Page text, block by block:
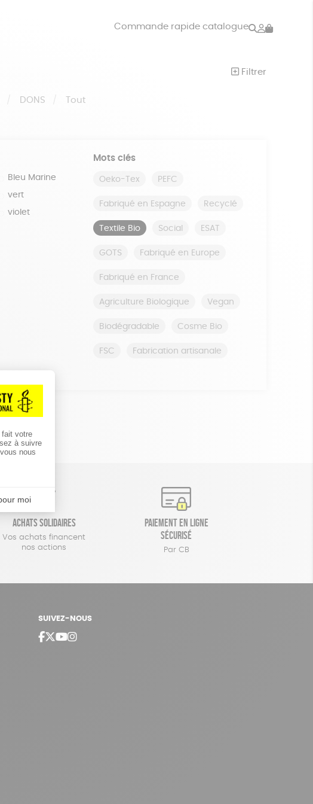
Commande rapide catalogue Rechercher
Mon
Filtrer
DONS Tout
Bleu Marine
vert
violet
Mots clés
Oeko-Tex PEFC
Fabriqué en Espagne Recyclé
Textile Bio Social ESAT
GOTS Fabriqué en Europe
Fabriqué en France
Agriculture Biologique Vegan
Biodégradable Cosme Bio
FSC Fabrication artisanale
Achats solidaires
Vos achats financent
nos actions
Paiement en ligne
sécurisé
Par CB
SUIVEZ-NOUS